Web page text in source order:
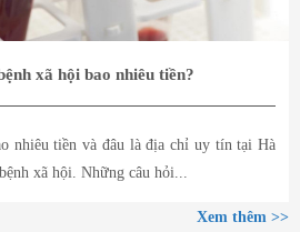
xã hội bao nhiêu tiền?
nhiêu tiền và đâu là địa chỉ uy tín tại Hà
xã hội. Những câu hỏi...
Xem thêm >>